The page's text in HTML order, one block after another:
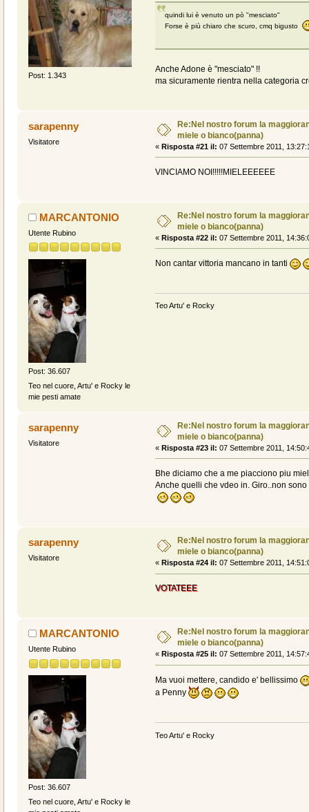
Post: 1.343
quindi lui è venuto un pò "mesciato"
Forse è più chiaro che scuro, cmq bigusto
Anche Adone è "mesciato" !!
ma sicuramente rientra nella categoria
sarapenny
Visitatore
Re:Nel nostro forum la
miele o bianco(panna)
« Risposta #21 il: 07 Settembre 2011,
VINCIAMO NOI!!!!!MIELEEEEEE
MARCANTONIO
Utente Rubino
Post: 36.607
Teo nel cuore, Artu' e Rocky le
mie pesti amate
Re:Nel nostro forum la
miele o bianco(panna)
« Risposta #22 il: 07 Settembre 2011,
Non cantar vittoria mancano in tanti
Teo Artu' e Rocky
sarapenny
Visitatore
Re:Nel nostro forum la
miele o bianco(panna)
« Risposta #23 il: 07 Settembre 2011,
Bhe diciamo che a me piacciono piu
Anche quelli che vdeo in. Giro..non sono
sarapenny
Visitatore
Re:Nel nostro forum la
miele o bianco(panna)
« Risposta #24 il: 07 Settembre 2011,
VOTATEEE
MARCANTONIO
Utente Rubino
Post: 36.607
Teo nel cuore, Artu' e Rocky le
Re:Nel nostro forum la
miele o bianco(panna)
« Risposta #25 il: 07 Settembre 2011,
Ma vuoi mettere, candido e' bellissimo
a Penny
Teo Artu' e Rocky